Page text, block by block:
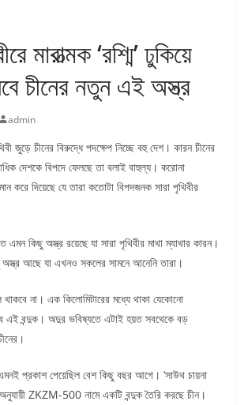
মারাত্মক ‘রশ্মি’ ঢুকিয়ে
চীনের নতুন এই অস্ত্র
admin
জুড়ে চীনের বিরুদ্ধে পদক্ষেপ নিচ্ছে বহু দেশ। কারন চীনের
দেশকে বিপদে ফেলছে তা বলাই বাহুল্য। করোনা
করে দিয়েছে যে তারা কতোটা বিপদজনক সারা পৃথিবীর
এমন কিছু অস্ত্র রয়েছে যা সারা পৃথিবীর মাথা ম্যাথার কারন।
অস্ত্র আছে যা এখনও সকলের সামনে আনেনি তারা।
না। এক কিলোমিটারের মধ্যে থাকা যেকোনো
এই বন্দুক। অদুর ভবিষ্যতে এটাই হয়ত সবথেকে বড়
এমনই প্রকাশ পেয়েছিল বেশ কিছু বছর আগে। ‘সাউথ চায়না
ZKZM-500 নামে একটি বন্দুক তৈরি করছে চীন।